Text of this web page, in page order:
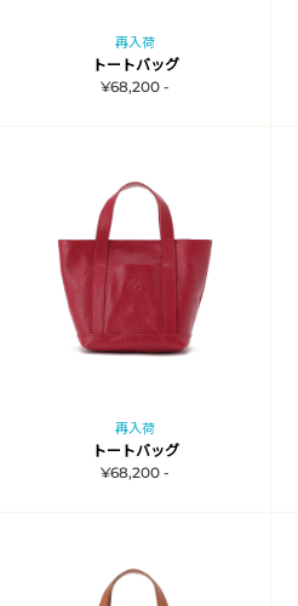
再入荷
トートバッグ
¥68,200 -
再入荷
トートバッグ
¥68,200 -